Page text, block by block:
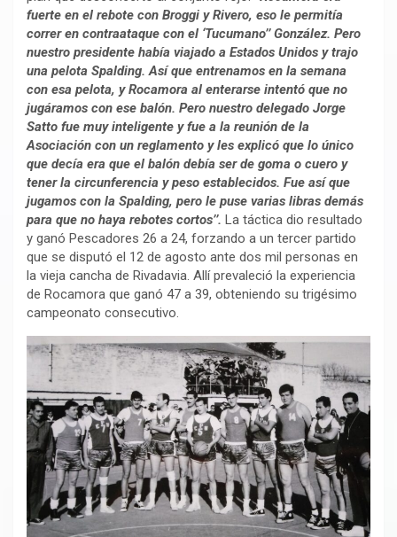
fuerte en el rebote con Broggi y Rivero, eso le permitía
correr en contraataque con el ‘Tucumano’’ González. Pero
nuestro presidente había viajado a Estados Unidos y trajo
una pelota Spalding. Así que entrenamos en la semana
con esa pelota, y Rocamora al enterarse intentó que no
jugáramos con ese balón. Pero nuestro delegado Jorge
Satto fue muy inteligente y fue a la reunión de la
Asociación con un reglamento y les explicó que lo único
que decía era que el balón debía ser de goma o cuero y
tener la circunferencia y peso establecidos. Fue así que
jugamos con la Spalding, pero le puse varias libras demás
para que no haya rebotes cortos’’. La táctica dio resultado
y ganó Pescadores 26 a 24, forzando a un tercer partido
que se disputó el 12 de agosto ante dos mil personas en
la vieja cancha de Rivadavia. Allí prevaleció la experiencia
de Rocamora que ganó 47 a 39, obteniendo su trigésimo
campeonato consecutivo.